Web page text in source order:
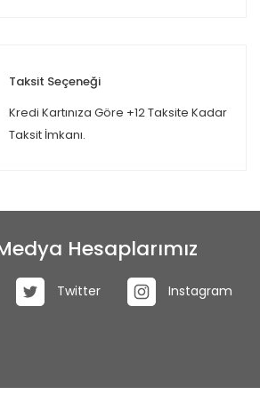
Taksit Seçeneği
Kredi Kartınıza Göre +12 Taksite Kadar
Taksit İmkanı.
Hesaplarımız
Twitter Instagram